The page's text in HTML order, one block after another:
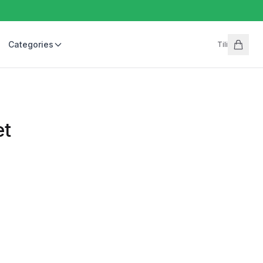
Categories Tili